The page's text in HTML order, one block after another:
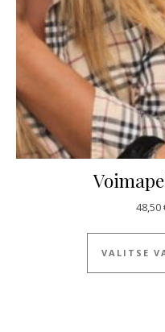
48,50
VALITSE